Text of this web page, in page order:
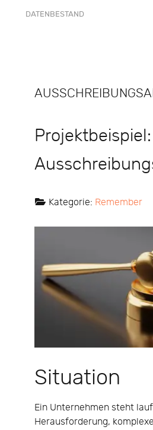
DATENBESTAND
Projektbeispiel:
Kategorie: Remember
Situation
Ein Unternehmen steht
Herausforderung,